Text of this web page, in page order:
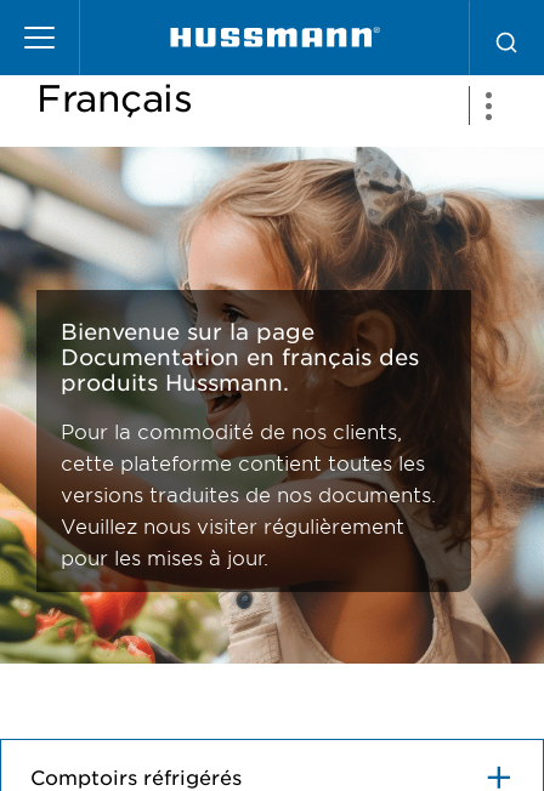
main
content
Documentation en
Français
Bienvenue sur la page
Documentation en français des
produits Hussmann.
Pour la commodité de nos clients,
cette plateforme contient toutes les
versions traduites de nos documents.
Veuillez nous visiter régulièrement
pour les mises à jour.
Comptoirs réfrigérés